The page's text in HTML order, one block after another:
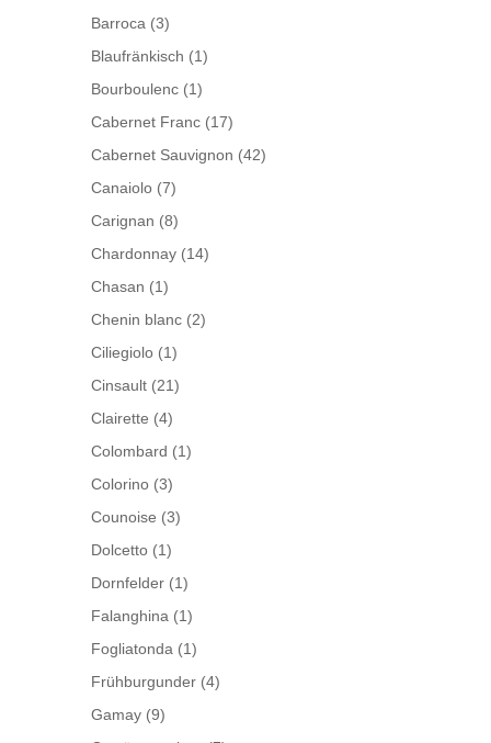
Barroca (3)
Blaufränkisch (1)
Bourboulenc (1)
Cabernet Franc (17)
Cabernet Sauvignon (42)
Canaiolo (7)
Carignan (8)
Chardonnay (14)
Chasan (1)
Chenin blanc (2)
Ciliegiolo (1)
Cinsault (21)
Clairette (4)
Colombard (1)
Colorino (3)
Counoise (3)
Dolcetto (1)
Dornfelder (1)
Falanghina (1)
Fogliatonda (1)
Frühburgunder (4)
Gamay (9)